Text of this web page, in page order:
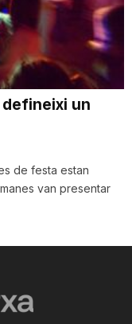
defineixi un
de festa estan
van presentar